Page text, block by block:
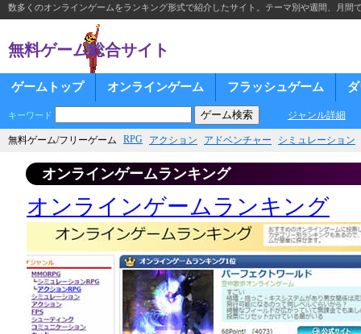
数多くのオンラインゲームをランキング形式で紹介したサイト。テーマ別や週間、月間
無料ゲーム総合サイト
ゲームトップ オンラインゲーム フラッシュゲーム
キーワード ジャンル詳細
無料ゲーム/フリーゲーム RPG アクション アドベンチャー シミュレーション
オンラインゲームランキング
オンラインゲームランキング